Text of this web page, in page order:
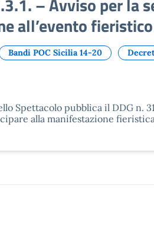
all’evento
Bandi POC Sicilia 14-20
Spettacolo pubblica il DDG n.
alla manifestazione